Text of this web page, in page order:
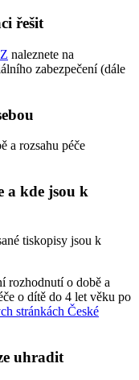
řešit
naleznete na
zabezpečení (dále
a rozsahu péče
a kde jsou k
tiskopisy jsou k
rozhodnutí o době a
o dítě do 4 let věku po
stránkách České
uhradit